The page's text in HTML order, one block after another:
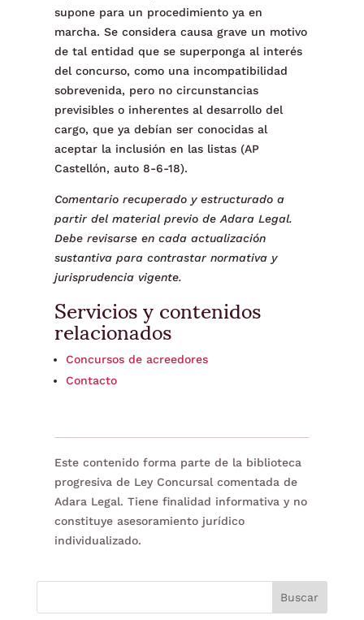
supone para un procedimiento ya en
marcha. Se considera causa grave un motivo
de tal entidad que se superponga al interés
del concurso, como una incompatibilidad
sobrevenida, pero no circunstancias
previsibles o inherentes al desarrollo del
cargo, que ya debían ser conocidas al
aceptar la inclusión en las listas (AP
Castellón, auto 8-6-18).
Comentario recuperado y estructurado a
partir del material previo de Adara Legal.
Debe revisarse en cada actualización
sustantiva para contrastar normativa y
jurisprudencia vigente.
Servicios y contenidos
relacionados
Concursos de acreedores
Contacto
Este contenido forma parte de la biblioteca
progresiva de Ley Concursal comentada de
Adara Legal. Tiene finalidad informativa y no
constituye asesoramiento jurídico
individualizado.